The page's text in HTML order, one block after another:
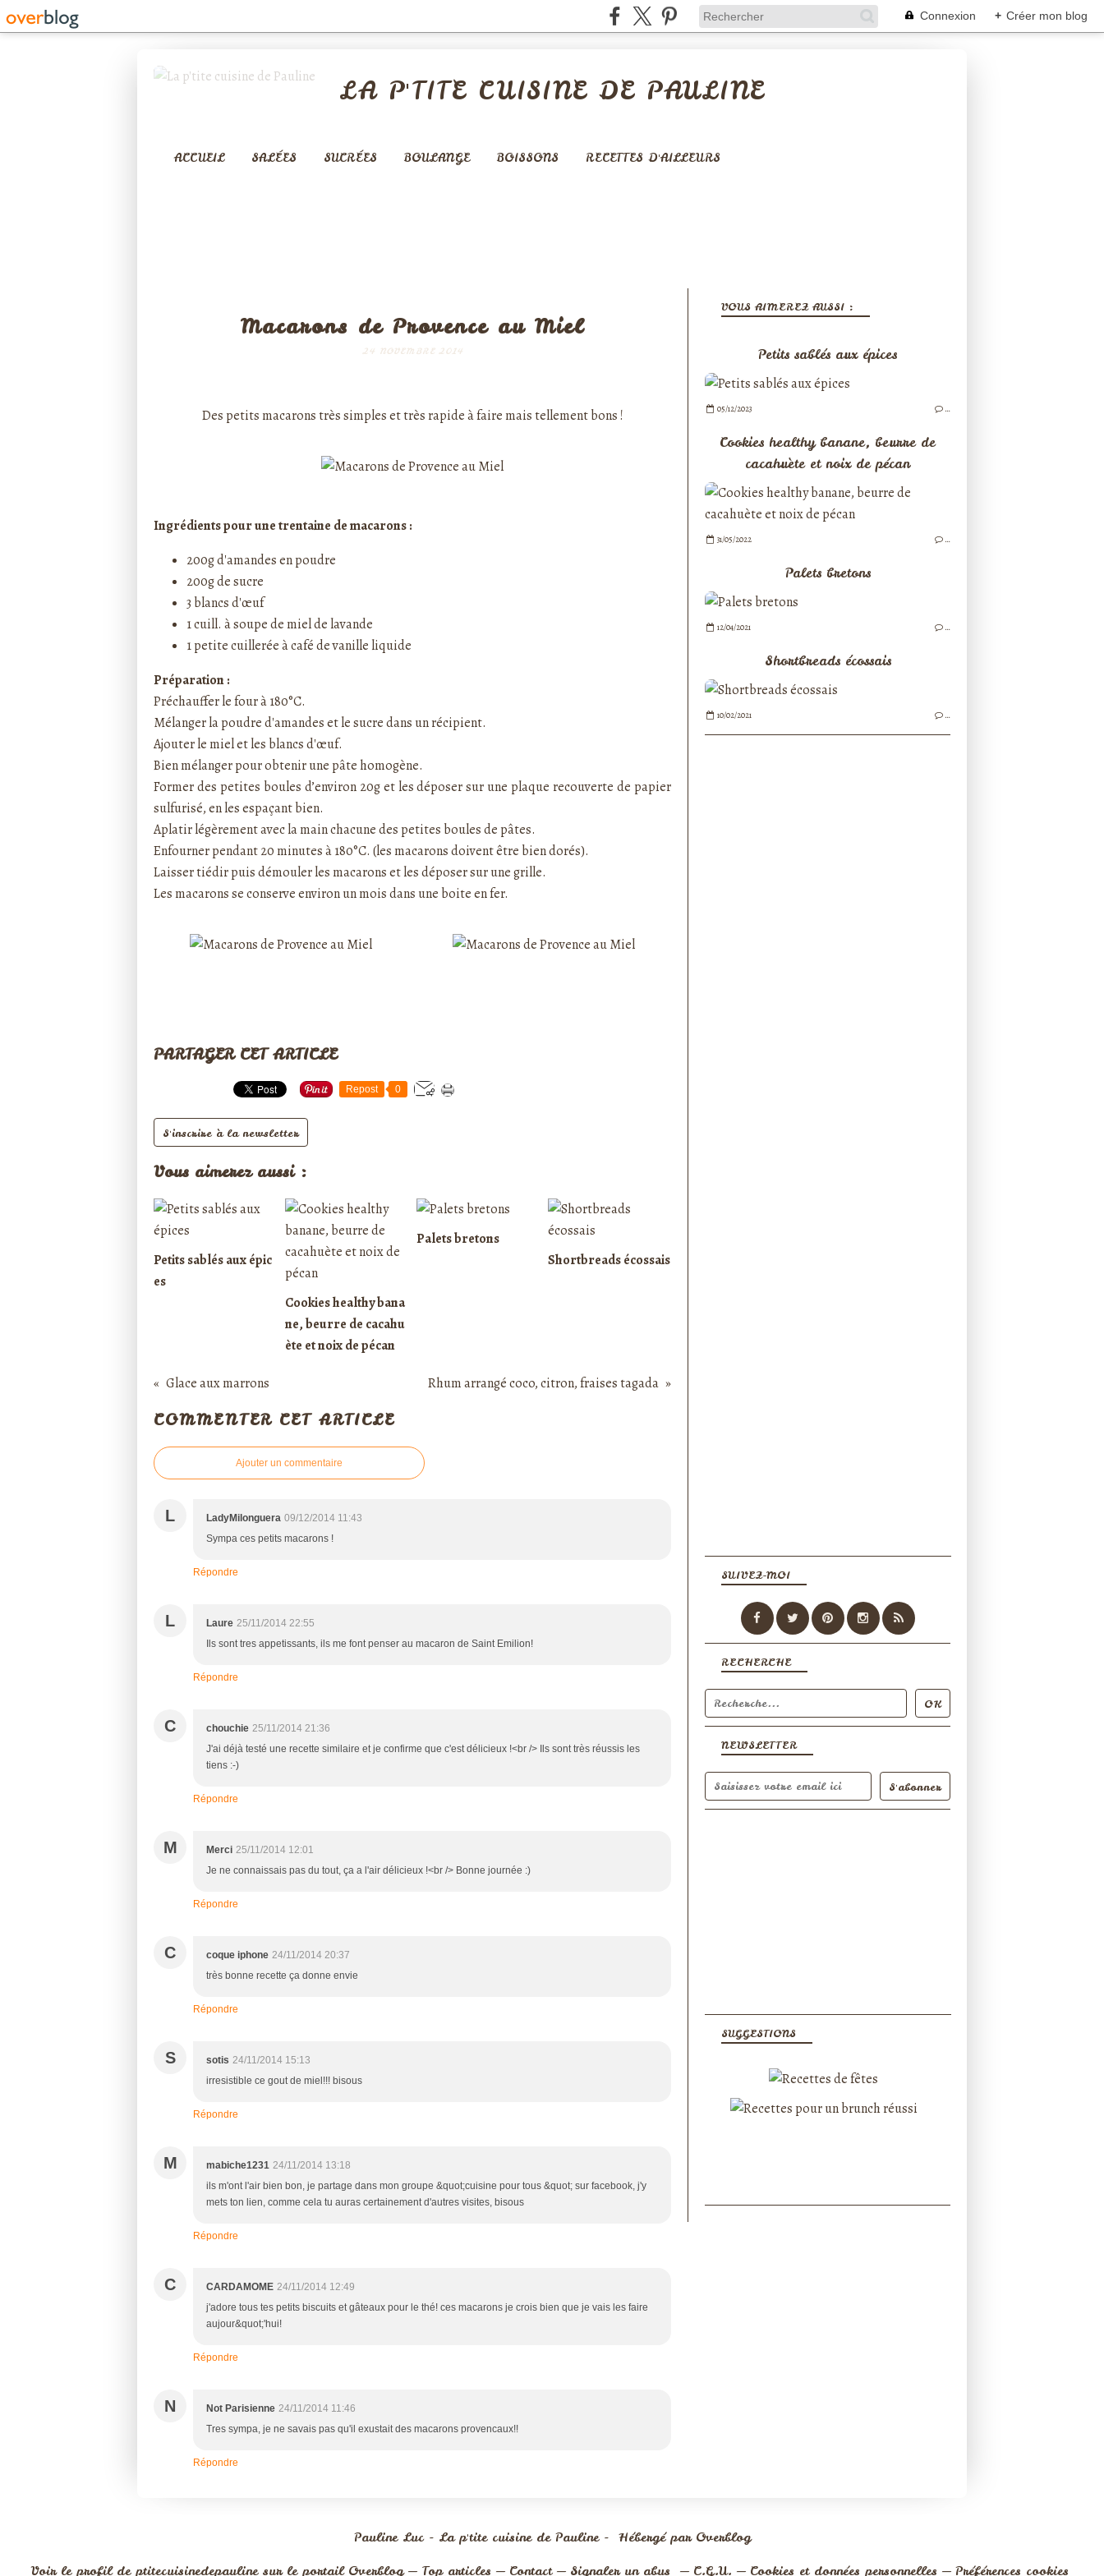
Connexion + Créer mon blog
LA P'TITE CUISINE DE PAULINE
ACCUEIL SALÉES SUCRÉES BOULANGE BOISSONS RECETTES D'AILLEURS
Macarons de Provence au Miel
24 NOVEMBRE 2014
Des petits macarons très simples et très rapide à faire mais tellement bons !
Ingrédients pour une trentaine de macarons :
200g d'amandes en poudre
200g de sucre
3 blancs d'œuf
1 cuill. à soupe de miel de lavande
1 petite cuillerée à café de vanille liquide
Préparation :
Préchauffer le four à 180°C.
Mélanger la poudre d'amandes et le sucre dans un récipient.
Ajouter le miel et les blancs d'œuf.
Bien mélanger pour obtenir une pâte homogène.
Former des petites boules d’environ 20g et les déposer sur une plaque recouverte de papier
sulfurisé, en les espaçant bien.
Aplatir légèrement avec la main chacune des petites boules de pâtes.
Enfourner pendant 20 minutes à 180°C. (les macarons doivent être bien dorés).
Laisser tiédir puis démouler les macarons et les déposer sur une grille.
Les macarons se conserve environ un mois dans une boite en fer.
PARTAGER CET ARTICLE
Repost 0
S'inscrire à la newsletter
Vous aimerez aussi :
Petits sablés aux épic
es
Cookies healthy bana
ne, beurre de cacahu
ète et noix de pécan
Palets bretons
Shortbreads écossais
Glace aux marrons Rhum arrangé coco, citron, fraises tagada
COMMENTER CET ARTICLE
Ajouter un commentaire
L LadyMilonguera 09/12/2014 11:43
Sympa ces petits macarons !
Répondre
L Laure 25/11/2014 22:55
Ils sont tres appetissants, ils me font penser au macaron de Saint Emilion!
Répondre
C chouchie 25/11/2014 21:36
J'ai déjà testé une recette similaire et je confirme que c'est délicieux !<br /> Ils sont très réussis les
tiens :-)
Répondre
M Merci 25/11/2014 12:01
Je ne connaissais pas du tout, ça a l'air délicieux !<br /> Bonne journée :)
Répondre
C coque iphone 24/11/2014 20:37
très bonne recette ça donne envie
Répondre
S sotis 24/11/2014 15:13
irresistible ce gout de miel!!! bisous
Répondre
M mabiche1231 24/11/2014 13:18
ils m'ont l'air bien bon, je partage dans mon groupe &quot;cuisine pour tous &quot; sur facebook, j'y
mets ton lien, comme cela tu auras certainement d'autres visites, bisous
Répondre
C CARDAMOME 24/11/2014 12:49
j'adore tous tes petits biscuits et gâteaux pour le thé! ces macarons je crois bien que je vais les faire
aujour&quot;'hui!
Répondre
N Not Parisienne 24/11/2014 11:46
Tres sympa, je ne savais pas qu'il exustait des macarons provencaux!!
Répondre
NEWSLETTER
SUIVEZ-MOI
RECHERCHE
VOUS AIMEREZ AUSSI :
Petits sablés aux épices
05/12/2023 …
Cookies healthy banane, beurre de
cacahuète et noix de pécan
31/05/2022 …
Palets bretons
12/04/2021 …
Shortbreads écossais
10/02/2021 …
SUGGESTIONS
Pauline Luc - La p'tite cuisine de Pauline - Hébergé par Overblog
Voir le profil de ptitecuisinedepaulinesur le portail Overblog Top articles Contact Signaler un abus C.G.U. Cookies et données personnelles Préférences cookies